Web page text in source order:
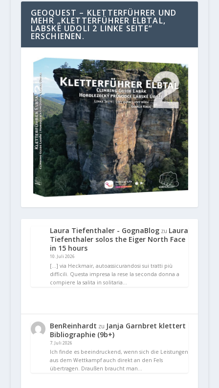
GEOQUEST – KLETTERFÜHRER UND
MEHR „KLETTERFÜHRER ELBTAL,
LABSKE UDOLI 2 LINKE SEITE“
ERSCHIENEN.
Laura Tiefenthaler - GognaBlogzu Laura
Tiefenthaler solos the Eiger North Face
in 15 hours
10. Juli 2026
[…] via Heckmair, autoassicurandosi sui tratti più
difficili. Questa impresa la rese la seconda donna a
compiere la salita in solitaria…
BenReinhardt zu Janja Garnbret klettert
Bibliographie (9b+)
7. Juli 2026
Ich finde es beeindruckend, wenn sich die Leistungen
aus dem Wettkampf auch direkt an den Fels
übertragen. Draußen braucht man…